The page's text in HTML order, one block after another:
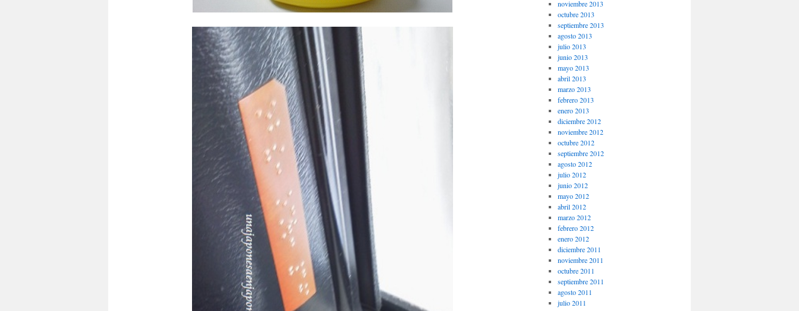
noviembre 2013
octubre 2013
septiembre 2013
agosto 2013
julio 2013
junio 2013
mayo 2013
abril 2013
marzo 2013
febrero 2013
enero 2013
diciembre 2012
noviembre 2012
octubre 2012
septiembre 2012
agosto 2012
julio 2012
junio 2012
mayo 2012
abril 2012
marzo 2012
febrero 2012
enero 2012
diciembre 2011
noviembre 2011
octubre 2011
septiembre 2011
agosto 2011
julio 2011